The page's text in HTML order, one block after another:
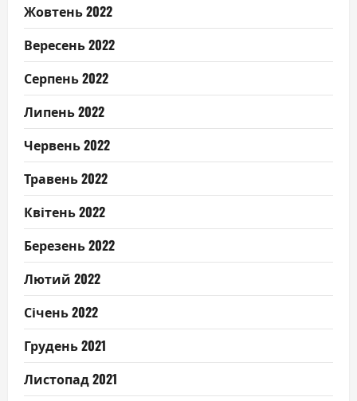
Жовтень 2022
Вересень 2022
Серпень 2022
Липень 2022
Червень 2022
Травень 2022
Квітень 2022
Березень 2022
Лютий 2022
Січень 2022
Грудень 2021
Листопад 2021